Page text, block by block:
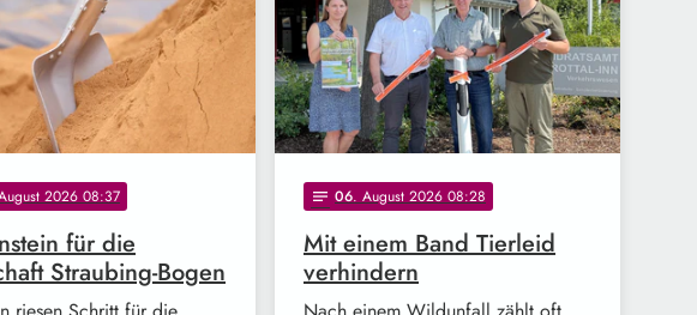
2026 08:37
für die
Straubing-Bogen
notes 06. August 2026 08:28
Mit einem Band Tierleid
verhindern